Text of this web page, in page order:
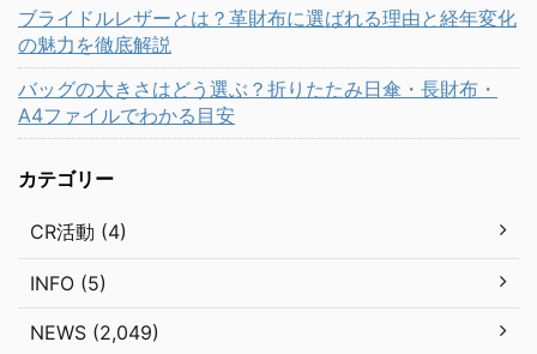
ブライドルレザーとは？革財布に選ばれる理由と経年変化
の魅力を徹底解説
バッグの大きさはどう選ぶ？折りたたみ日傘・長財布・
A4ファイルでわかる目安
カテゴリー
CR活動 (4)
INFO (5)
NEWS (2,049)